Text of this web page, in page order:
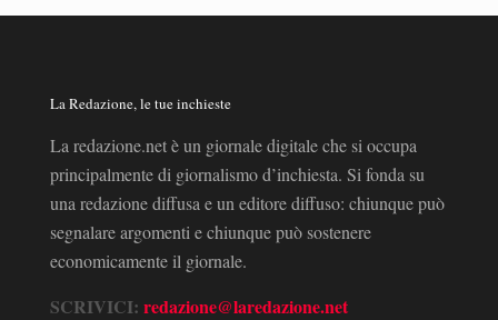
La Redazione, le tue inchieste
La redazione.net è un giornale digitale che si occupa
principalmente di giornalismo d’inchiesta. Si fonda su
una redazione diffusa e un editore diffuso: chiunque può
segnalare argomenti e chiunque può sostenere
economicamente il giornale.
SCRIVICI: redazione@laredazione.net